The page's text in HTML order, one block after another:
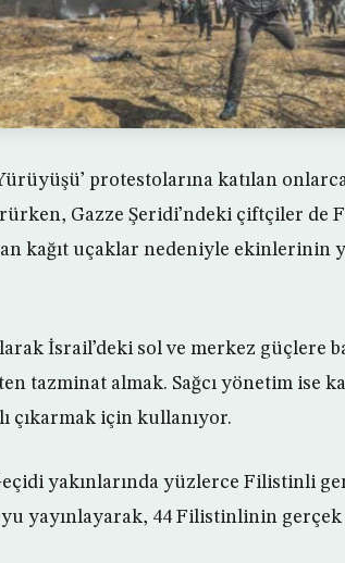
protestolarına katılan
Gazze Şeridi’ndeki çiftçiler de
kağıt uçaklar nedeniyle ekinlerinin
İsrail’deki sol ve merkez güçlere
tazminat almak. Sağcı yönetim ise
çıkarmak için kullanıyor.
yakınlarında yüzlerce Filistinli
yayınlayarak, 44 Filistinlinin